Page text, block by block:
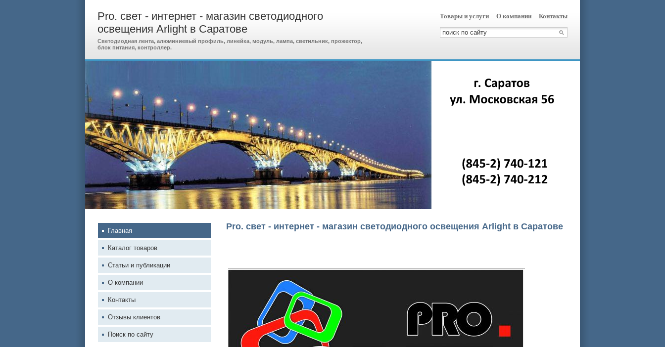
Pro. свет - интернет - магазин светодиодного
освещения Arlight в Саратове
Светодиодная лента, алюминиевый профиль, линейка, модуль, лампа, светильник, прожектор,
блок питания, контроллер.
Товары и услуги О компании Контакты
Pro. свет - интернет - магазин светодиодного освещения Arlight в Саратове
Главная
Каталог товаров
Статьи и публикации
О компании
Контакты
Отзывы клиентов
Поиск по сайту